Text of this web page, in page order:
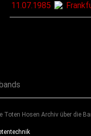
11.07.1985
Hosen Archiv über die